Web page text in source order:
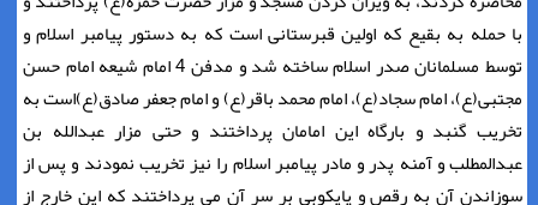
با حمله به بقیع که اولین قبرستانی است که به دستور پیامبر اسلام و
توسط مسلمانان صدر اسلام ساخته شد و مدفن 4 امام شیعه امام حسن
مجتبی(ع)، امام سجاد(ع)، امام محمد باقر(ع) و امام جعفر صادق(ع)است به
تخریب گنبد و بارگاه این امامان پرداختند و حتی مزار عبدالله بن
عبدالمطلب و آمنه پدر و مادر پیامبر اسلام را نیز تخریب نمودند و پس از
سوزاندن آن به رقص و پایکوبی بر سر آن می پرداختند که این خارج از